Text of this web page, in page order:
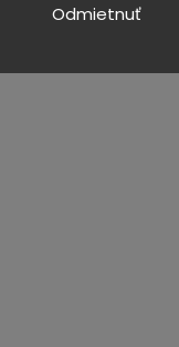
Odmietnuť